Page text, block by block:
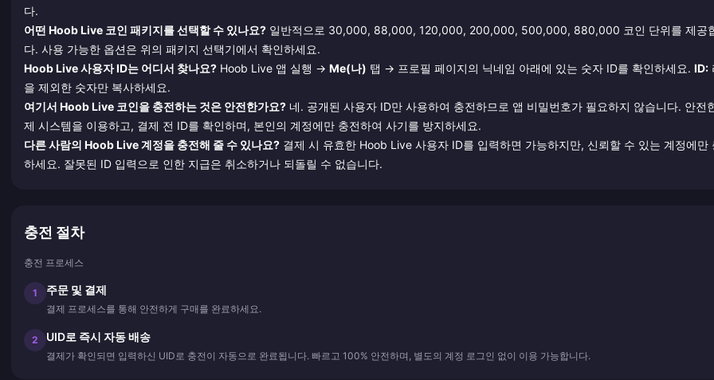
다.
어떤 Hoob Live 코인 패키지를 선택할 수 있나요? 일반적으로 30,000, 88,000, 120,000, 200,000, 500,000, 880,000 코인 단위를 제공
다. 사용 가능한 옵션은 위의 패키지 선택기에서 확인하세요.
Hoob Live 사용자 ID는 어디서 찾나요? Hoob Live 앱 실행 → Me(나) 탭 → 프로필 페이지의 닉네임 아래에 있는 숫자 ID를 확인하세요. ID:
을 제외한 숫자만 복사하세요.
여기서 Hoob Live 코인을 충전하는 것은 안전한가요? 네. 공개된 사용자 ID만 사용하여 충전하므로 앱 비밀번호가 필요하지 않습니다. 안전
제 시스템을 이용하고, 결제 전 ID를 확인하며, 본인의 계정에만 충전하여 사기를 방지하세요.
다른 사람의 Hoob Live 계정을 충전해 줄 수 있나요? 결제 시 유효한 Hoob Live 사용자 ID를 입력하면 가능하지만, 신뢰할 수 있는 계정에만
하세요. 잘못된 ID 입력으로 인한 지급은 취소하거나 되돌릴 수 없습니다.
충전 절차
충전 프로세스
1 주문 및 결제
결제 프로세스를 통해 안전하게 구매를 완료하세요.
2 UID로 즉시 자동 배송
결제가 확인되면 입력하신 UID로 충전이 자동으로 완료됩니다. 빠르고 100% 안전하며, 별도의 계정 로그인 없이 이용 가능합니다.